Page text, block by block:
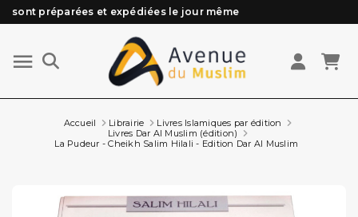
Besoin d'aide ? Retrouvez notre FAQ
Livraison offerte à partir de 89€ d'achat*
Les Commandes passées avant 15h (lun au Vend)
sont préparées et expédiées le jour même
Accueil Librairie
Livres Islamiques par édition
Livres Dar Al Muslim (édition)
La Pudeur - Cheikh Salim Hilali - Edition Dar Al Muslim